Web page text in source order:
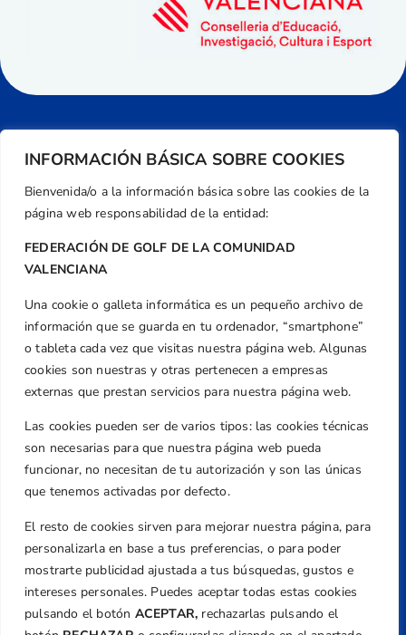
INFORMACIÓN BÁSICA SOBRE COOKIES
Bienvenida/o a la información básica sobre las cookies de la
página web responsabilidad de la entidad:
FEDERACIÓN DE GOLF DE LA COMUNIDAD
VALENCIANA
Una cookie o galleta informática es un pequeño archivo de
información que se guarda en tu ordenador, “smartphone”
o tableta cada vez que visitas nuestra página web. Algunas
cookies son nuestras y otras pertenecen a empresas
externas que prestan servicios para nuestra página web.
Las cookies pueden ser de varios tipos: las cookies técnicas
son necesarias para que nuestra página web pueda
funcionar, no necesitan de tu autorización y son las únicas
que tenemos activadas por defecto.
El resto de cookies sirven para mejorar nuestra página, para
personalizarla en base a tus preferencias, o para poder
mostrarte publicidad ajustada a tus búsquedas, gustos e
intereses personales. Puedes aceptar todas estas cookies
pulsando el botón ACEPTAR, rechazarlas pulsando el
Dirección
Centre de L´Esport, Carrer d'Isaac Peral i
Caballero, Nº 5, Despachos 2 y 3, 46980,
Valencia
+34 961 367 799
Email
federacion@golfcv.com
Aviso Legal
Política de Privacidad
Transparencia
Normativa